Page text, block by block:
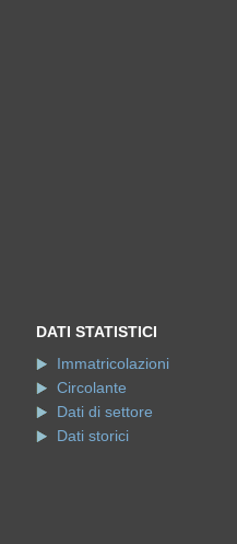
DATI STATISTICI
Immatricolazioni
Circolante
Dati di settore
Dati storici